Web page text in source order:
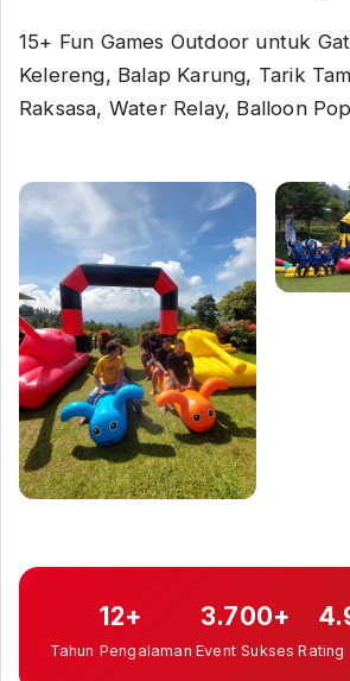
15+ Fun Games Outdoor untuk
Kelereng, Balap Karung, Tarik
Raksasa, Water Relay, Balloon
12+
Tahun Pengalaman
3.700+
Event Sukses Rating